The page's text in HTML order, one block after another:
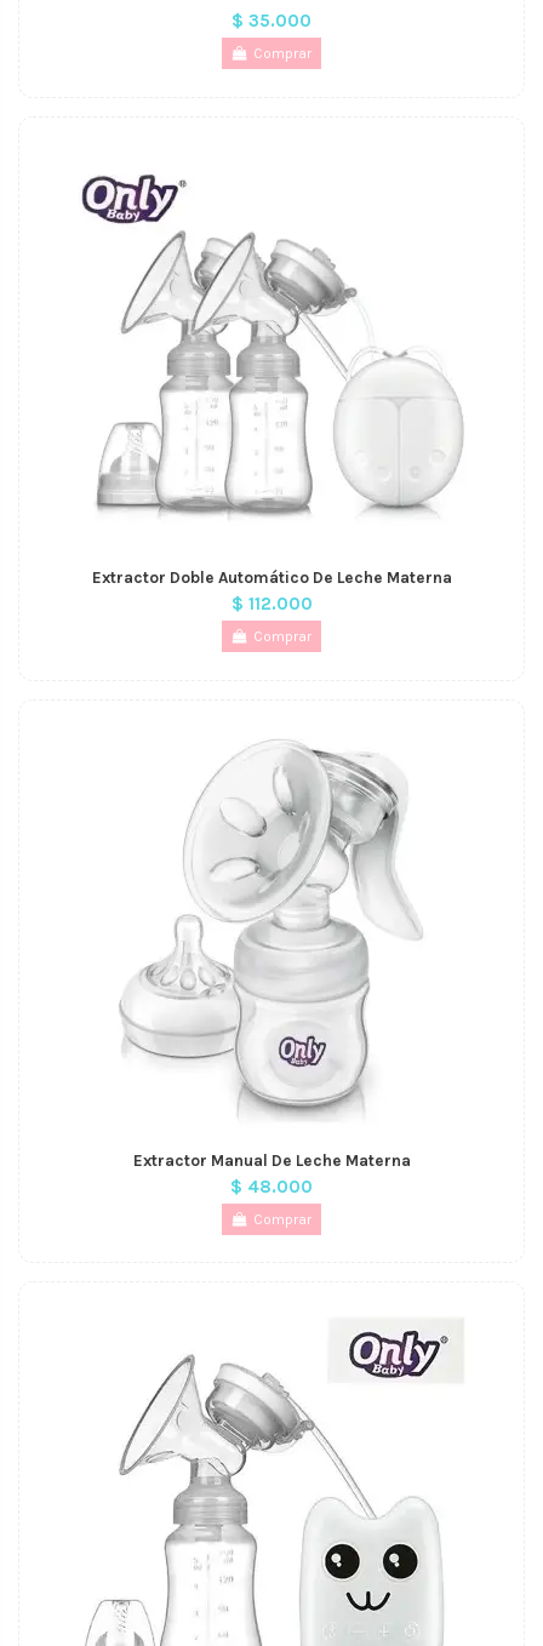
$ 35.000
Comprar
Extractor Doble Automático De Leche Materna
$ 112.000
Comprar
Extractor Manual De Leche Materna
$ 48.000
Comprar